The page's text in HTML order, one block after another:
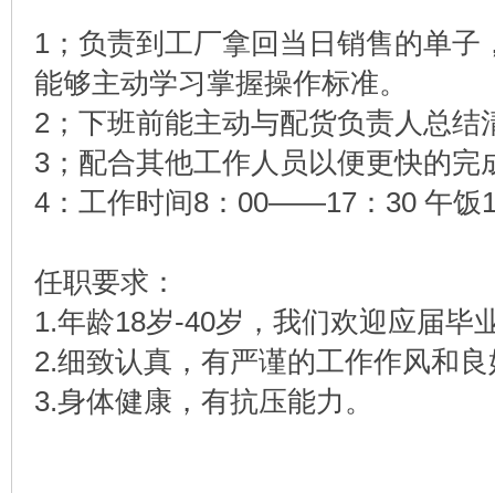
1；负责到工厂拿回当日销售的单子
能够主动学习掌握操作标准。
2；下班前能主动与配货负责人总结
3；配合其他工作人员以便更快的完
4：工作时间8：00——17：30 午饭
任职要求：
1.年龄18岁-40岁，我们欢迎应届毕
2.细致认真，有严谨的工作作风和
3.身体健康，有抗压能力。